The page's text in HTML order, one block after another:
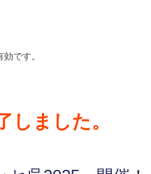
です。
しました。